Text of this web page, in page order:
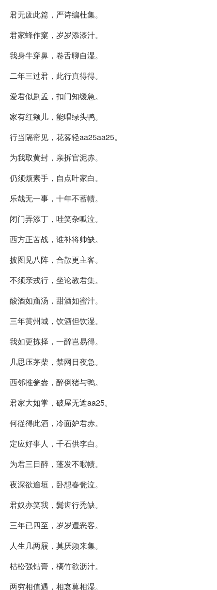
君无废此篇，严诗编杜集。
君家蜂作窠，岁岁添漆汁。
我身牛穿鼻，卷舌聊自湿。
二年三过君，此行真得得。
爱君似剧孟，扣门知缓急。
家有红颊儿，能唱绿头鸭。
行当隔帘见，花雾轻aa25aa25。
为我取黄封，亲拆官泥赤。
仍须烦素手，自点叶家白。
乐哉无一事，十年不蓄帻。
闭门弄添丁，哇笑杂呱泣。
西方正苦战，谁补将帅缺。
披图见八阵，合散更主客。
不须亲戎行，坐论教君集。
酸酒如齑汤，甜酒如蜜汁。
三年黄州城，饮酒但饮湿。
我如更拣择，一醉岂易得。
几思压茅柴，禁网日夜急。
西邻推瓮盎，醉倒猪与鸭。
君家大如掌，破屋无遮aa25。
何従得此酒，冷面妒君赤。
定应好事人，千石供李白。
为君三日醉，蓬发不暇帻。
夜深欲逾垣，卧想春瓮泣。
君奴亦笑我，鬓齿行秃缺。
三年已四至，岁岁遭恶客。
人生几两屐，莫厌频来集。
枯松强钻膏，槁竹欲沥汁。
两穷相值遇，相哀莫相湿。